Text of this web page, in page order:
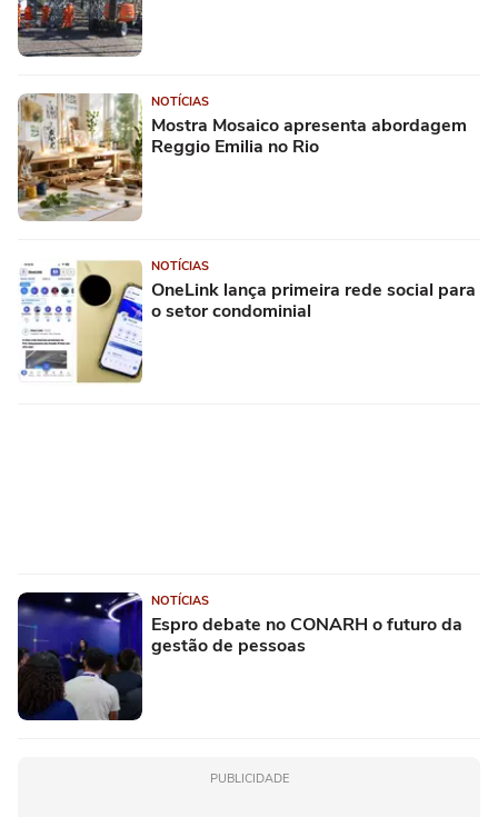
NOTÍCIAS
Mostra Mosaico apresenta abordagem
Reggio Emilia no Rio
NOTÍCIAS
OneLink lança primeira rede social para
o setor condominial
NOTÍCIAS
Espro debate no CONARH o futuro da
gestão de pessoas
PUBLICIDADE